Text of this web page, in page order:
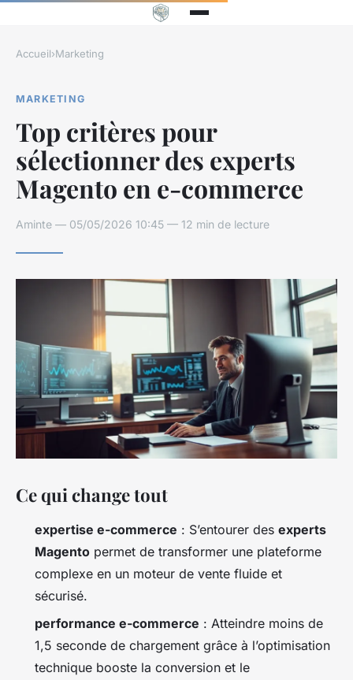
Accueil›Marketing
MARKETING
Top critères pour
sélectionner des experts
Magento en e-commerce
Aminte — 05/05/2026 10:45 — 12 min de lecture
Ce qui change tout
expertise e-commerce : S’entourer des experts
Magento permet de transformer une plateforme
complexe en un moteur de vente fluide et
sécurisé.
performance e-commerce : Atteindre moins de
1,5 seconde de chargement grâce à l’optimisation
technique booste la conversion et le